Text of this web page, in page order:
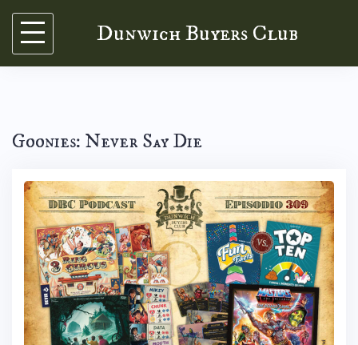
Skip
content
Dunwich Buyers Club
Goonies: Never Say Die